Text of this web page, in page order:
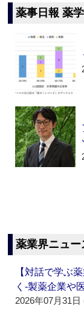
薬事日報 薬
薬業界ニュー
【対話で学ぶ
く‐製薬企業や
2026年07月31日